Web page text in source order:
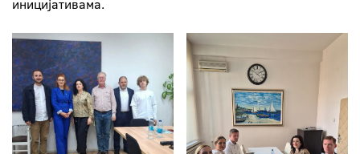
иницијативама.